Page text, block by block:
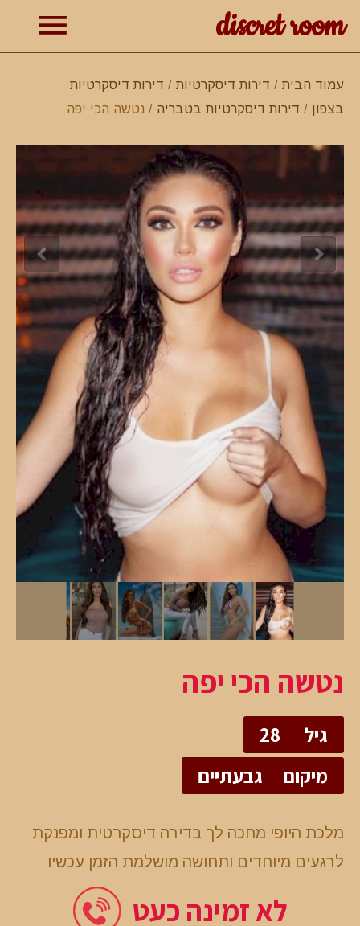
discret room
עמוד הבית / דירות דיסקרטיות / דירות דיסקרטיות
בצפון / דירות דיסקרטיות בטבריה / נטשה הכי יפה
נטשה הכי יפה
גיל
28
מיקום
גבעתיים
מלכת היופי מחכה לך בדירה דיסקרטית ומפנקת
לרגעים מיוחדים ותחושה מושלמת הזמן עכשיו
לא זמינה כעט